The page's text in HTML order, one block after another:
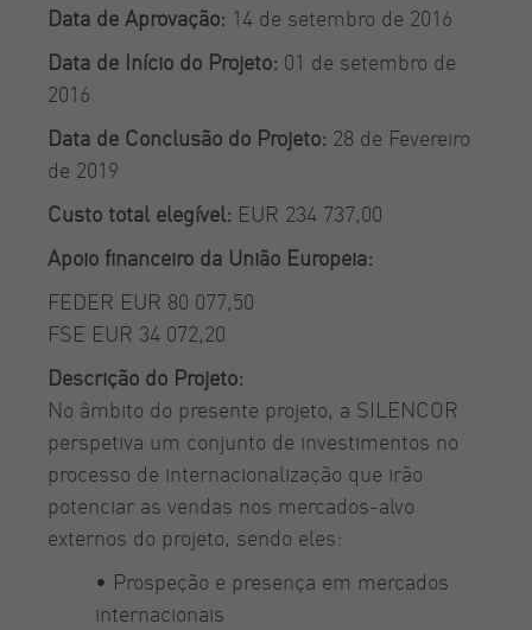
Data de Aprovação: 14 de setembro de 2016
Data de Início do Projeto: 01 de setembro de
2016
Data de Conclusão do Projeto: 28 de Fevereiro
de 2019
Custo total elegível: EUR 234 737,00
Apoio financeiro da União Europeia:
FEDER EUR 80 077,50
FSE EUR 34 072,20
Descrição do Projeto:
No âmbito do presente projeto, a SILENCOR
perspetiva um conjunto de investimentos no
processo de internacionalização que irão
potenciar as vendas nos mercados-alvo
externos do projeto, sendo eles:
• Prospeção e presença em mercados
internacionais